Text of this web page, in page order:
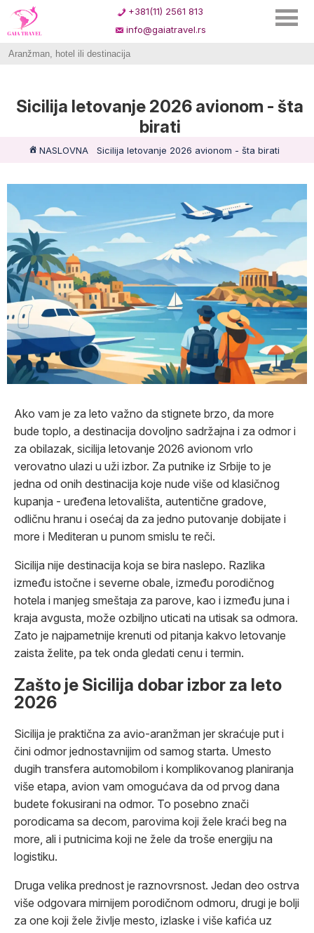
+381(11) 2561 813
info@gaiatravel.rs
Sicilija letovanje 2026 avionom - šta
birati
NASLOVNA Sicilija letovanje 2026 avionom - šta birati
Ako vam je za leto važno da stignete brzo, da more
bude toplo, a destinacija dovoljno sadržajna i za odmor i
za obilazak, sicilija letovanje 2026 avionom vrlo
verovatno ulazi u uži izbor. Za putnike iz Srbije to je
jedna od onih destinacija koje nude više od klasičnog
kupanja - uređena letovališta, autentične gradove,
odličnu hranu i osećaj da za jedno putovanje dobijate i
more i Mediteran u punom smislu te reči.
Sicilija nije destinacija koja se bira naslepo. Razlika
između istočne i severne obale, između porodičnog
hotela i manjeg smeštaja za parove, kao i između juna i
kraja avgusta, može ozbiljno uticati na utisak sa odmora.
Zato je najpametnije krenuti od pitanja kakvo letovanje
zaista želite, pa tek onda gledati cenu i termin.
Zašto je Sicilija dobar izbor za leto
2026
Sicilija je praktična za avio-aranžman jer skraćuje put i
čini odmor jednostavnijim od samog starta. Umesto
dugih transfera automobilom i komplikovanog planiranja
više etapa, avion vam omogućava da od prvog dana
budete fokusirani na odmor. To posebno znači
porodicama sa decom, parovima koji žele kraći beg na
more, ali i putnicima koji ne žele da troše energiju na
logistiku.
Druga velika prednost je raznovrsnost. Jedan deo ostrva
više odgovara mirnijem porodičnom odmoru, drugi je bolji
za one koji žele življe mesto, izlaske i više kafića uz